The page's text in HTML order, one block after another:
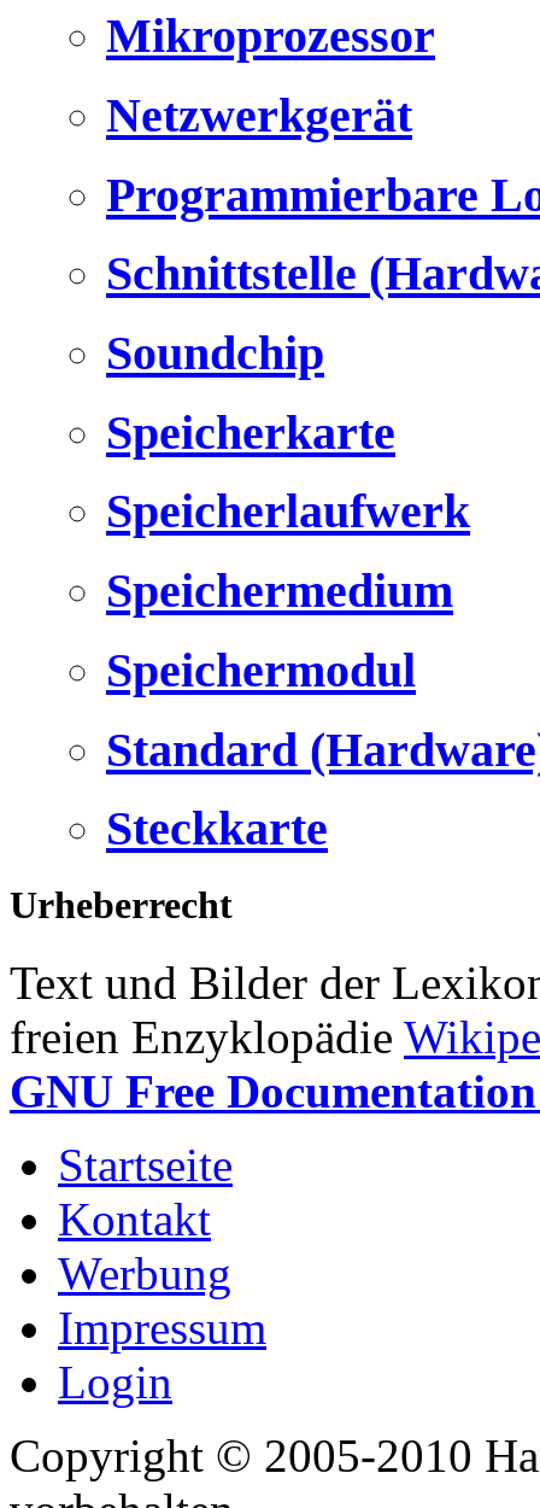
Mikroprozessor
Netzwerkgerät
Programmierbare
Schnittstelle
Soundchip
Speicherkarte
Speicherlaufwerk
Speichermedium
Speichermodul
Standard
Steckkarte
Urheberrecht
Text und Bilder der
freien Enzyklopädie
GNU Free
Startseite
Kontakt
Werbung
Impressum
Login
Copyright © 2005-2010